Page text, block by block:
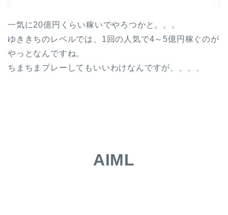
一気に20億円くらい稼いでやろつかと。。。
ゆききちのレベルでは、1回の人気で4～5億円稼ぐのが
やっとなんですね。
ちまちまプレーしてもいいわけなんですが、、、、
AIML